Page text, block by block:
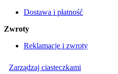
Dostawa i płatność
Zwroty
Reklamacje i zwroty
Zarządzaj ciasteczkami